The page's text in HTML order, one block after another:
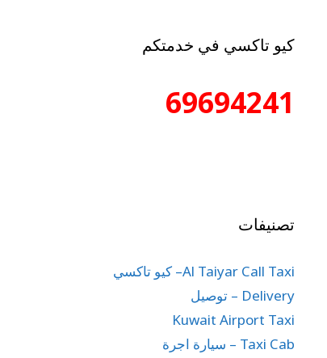
كيو تاكسي في خدمتكم
69694241
تصنيفات
Al Taiyar Call Taxi– كيو تاكسي
Delivery – توصيل
Kuwait Airport Taxi
Taxi Cab – سيارة اجرة